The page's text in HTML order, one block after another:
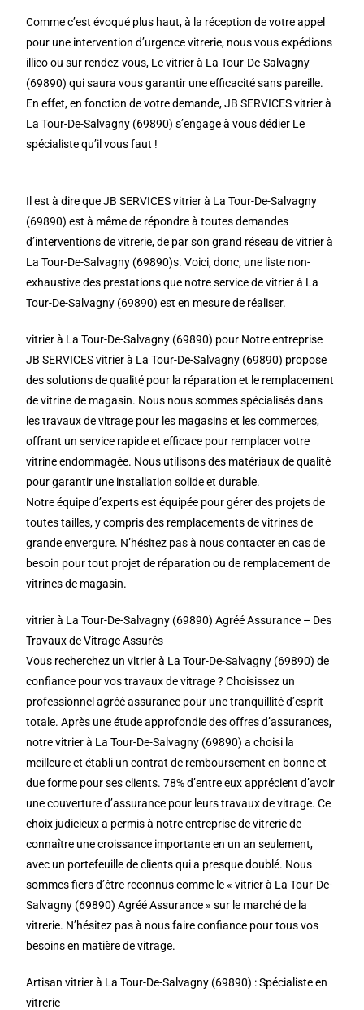
Comme c’est évoqué plus haut, à la réception de votre appel
pour une intervention d’urgence vitrerie, nous vous expédions
illico ou sur rendez-vous, Le vitrier à La Tour-De-Salvagny
(69890) qui saura vous garantir une efficacité sans pareille.
En effet, en fonction de votre demande, JB SERVICES vitrier à
La Tour-De-Salvagny (69890) s’engage à vous dédier Le
spécialiste qu’il vous faut !
Il est à dire que JB SERVICES vitrier à La Tour-De-Salvagny
(69890) est à même de répondre à toutes demandes
d’interventions de vitrerie, de par son grand réseau de vitrier à
La Tour-De-Salvagny (69890)s. Voici, donc, une liste non-
exhaustive des prestations que notre service de vitrier à La
Tour-De-Salvagny (69890) est en mesure de réaliser.
vitrier à La Tour-De-Salvagny (69890) pour Notre entreprise
JB SERVICES vitrier à La Tour-De-Salvagny (69890) propose
des solutions de qualité pour la réparation et le remplacement
de vitrine de magasin. Nous nous sommes spécialisés dans
les travaux de vitrage pour les magasins et les commerces,
offrant un service rapide et efficace pour remplacer votre
vitrine endommagée. Nous utilisons des matériaux de qualité
pour garantir une installation solide et durable.
Notre équipe d’experts est équipée pour gérer des projets de
toutes tailles, y compris des remplacements de vitrines de
grande envergure. N’hésitez pas à nous contacter en cas de
besoin pour tout projet de réparation ou de remplacement de
vitrines de magasin.
vitrier à La Tour-De-Salvagny (69890) Agréé Assurance – Des
Travaux de Vitrage Assurés
Vous recherchez un vitrier à La Tour-De-Salvagny (69890) de
confiance pour vos travaux de vitrage ? Choisissez un
professionnel agréé assurance pour une tranquillité d’esprit
totale. Après une étude approfondie des offres d’assurances,
notre vitrier à La Tour-De-Salvagny (69890) a choisi la
meilleure et établi un contrat de remboursement en bonne et
due forme pour ses clients. 78% d’entre eux apprécient d’avoir
une couverture d’assurance pour leurs travaux de vitrage. Ce
choix judicieux a permis à notre entreprise de vitrerie de
connaître une croissance importante en un an seulement,
avec un portefeuille de clients qui a presque doublé. Nous
sommes fiers d’être reconnus comme le « vitrier à La Tour-De-
Salvagny (69890) Agréé Assurance » sur le marché de la
vitrerie. N’hésitez pas à nous faire confiance pour tous vos
besoins en matière de vitrage.
Artisan vitrier à La Tour-De-Salvagny (69890) : Spécialiste en
vitrerie